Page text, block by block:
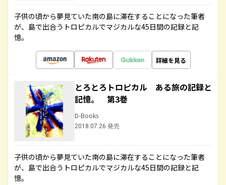
子供の頃から夢見ていた南の島に滞在することになった筆者
が、島で出合うトロピカルでマジカルな45日間の記録と記
憶。
詳細を見る
とろとろトロピカル ある旅の記録と
記憶。 第3巻
D-Books
2018.07.26 発売
子供の頃から夢見ていた南の島に滞在することになった筆者
が、島で出合うトロピカルでマジカルな45日間の記録と記
憶。